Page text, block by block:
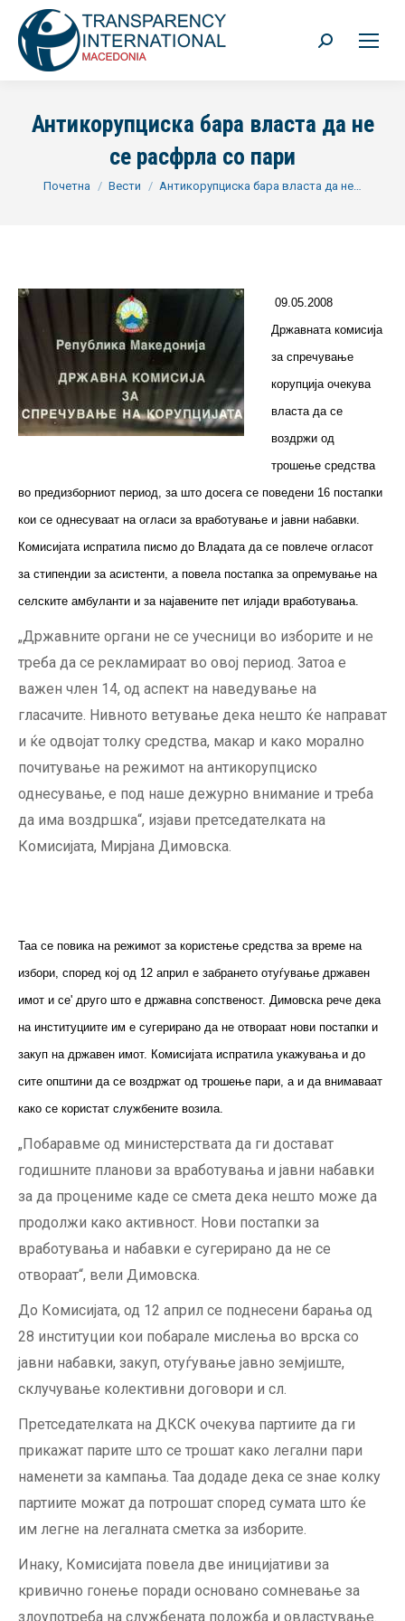
Search:
Антикорупциска бара власта да не
се расфрла со пари
You are here:
Почетна Вести Антикорупциска бара власта да не…
09.05.2008
Државната комисија
за спречување
корупција очекува
власта да се
воздржи од
трошење средства
во предизборниот период, за што досега се поведени 16 постапки
кои се однесуваат на огласи за вработување и јавни набавки.
Комисијата испратила писмо до Владата да се повлече огласот
за стипендии за асистенти, а повела постапка за опремување на
селските амбуланти и за најавените пет илјади вработувања.
„Државните органи не се учесници во изборите и не
треба да се рекламираат во овој период. Затоа е
важен член 14, од аспект на наведување на
гласачите. Нивното ветување дека нешто ќе направат
и ќе одвојат толку средства, макар и како морално
почитување на режимот на антикорупциско
однесување, е под наше дежурно внимание и треба
да има воздршка“, изјави претседателката на
Комисијата, Мирјана Димовска.
Таа се повика на режимот за користење средства за време на
избори, според кој од 12 април е забрането отуѓување државен
имот и се' друго што е државна сопственост. Димовска рече дека
на институциите им е сугерирано да не отвораат нови постапки и
закуп на државен имот. Комисијата испратила укажувања и до
сите општини да се воздржат од трошење пари, а и да внимаваат
како се користат службените возила.
„Побаравме од министерствата да ги достават
годишните планови за вработувања и јавни набавки
за да процениме каде се смета дека нешто може да
продолжи како активност. Нови постапки за
вработувања и набавки е сугерирано да не се
отвораат“, вели Димовска.
До Комисијата, од 12 април се поднесени барања од
28 институции кои побарале мислења во врска со
јавни набавки, закуп, отуѓување јавно земјиште,
склучување колективни договори и сл.
Претседателката на ДКСК очекува партиите да ги
прикажат парите што се трошат како легални пари
наменети за кампања. Таа додаде дека се знае колку
партиите можат да потрошат според сумата што ќе
им легне на легалната сметка за изборите.
Инаку, Комисијата повела две иницијативи за
кривично гонење поради основано сомневање за
злоупотреба на службената положба и овластување.